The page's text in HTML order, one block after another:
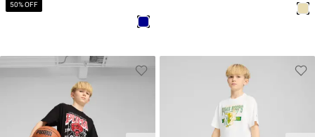
50% OFF